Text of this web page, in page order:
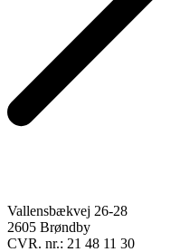
Vallensbækvej 26-28
2605 Brøndby
CVR. nr.: 21 48 11 30